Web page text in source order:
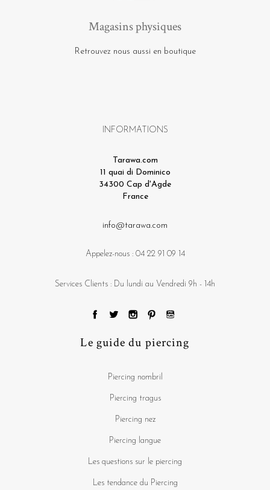
Magasins physiques
Retrouvez nous aussi en boutique
INFORMATIONS
Tarawa.com
11 quai di Dominico
34300 Cap d'Agde
France
info@tarawa.com
Appelez-nous : 04 22 91 09 14
Services Clients : Du lundi au Vendredi 9h - 14h
Le guide du piercing
Piercing nombril
Piercing tragus
Piercing nez
Piercing langue
Les questions sur le piercing
Les tendance du Piercing